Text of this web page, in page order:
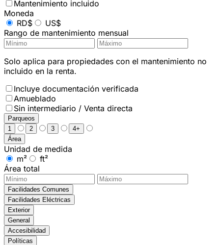
Mantenimiento incluido
Moneda
RD$
US$
Rango de mantenimiento mensual
Solo aplica para propiedades con el mantenimiento no
incluido en la renta.
Incluye documentación verificada
Amueblado
Sin intermediario / Venta directa
Parqueos
1
2 3
4+
Área
Unidad de medida
m²
ft²
Área total
Facilidades Comunes
Facilidades Eléctricas
Exterior
General
Accesibilidad
Políticas